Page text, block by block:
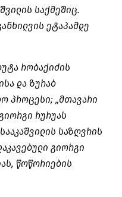
საქმეშიც.
ეტაპამდე
რობაქიძის
და ზურაბ
პროცესი; „მთავარი
რურუას
საზღვრის
გიორგი
წოწორიების